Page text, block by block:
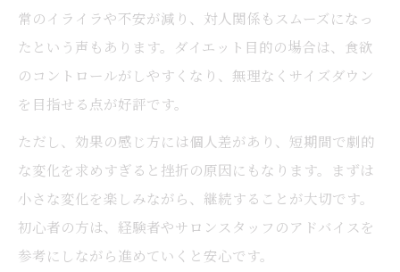
常のイライラや不安が減り、対人関係もスムーズになっ
たという声もあります。ダイエット目的の場合は、食欲
のコントロールがしやすくなり、無理なくサイズダウン
を目指せる点が好評です。
ただし、効果の感じ方には個人差があり、短期間で劇的
な変化を求めすぎると挫折の原因にもなります。まずは
小さな変化を楽しみながら、継続することが大切です。
初心者の方は、経験者やサロンスタッフのアドバイスを
参考にしながら進めていくと安心です。